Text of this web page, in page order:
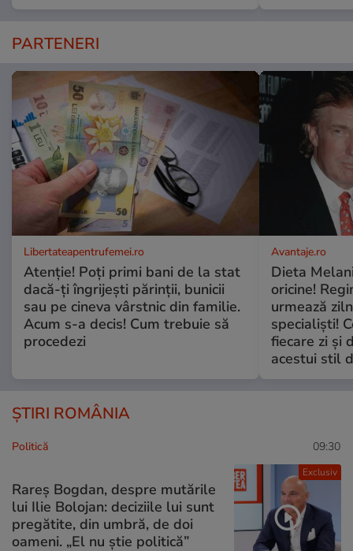
PARTENERI
Libertateapentrufemei.ro
Atenție! Poți primi bani de la stat
dacă-ți îngrijești părinții, bunicii
sau pe cineva vârstnic din familie.
Acum s-a decis! Cum trebuie să
procedezi
Avantaje.ro
Dieta
oricine!
urmează
specialiști!
fiecare zi și
acestui stil
ȘTIRI ROMÂNIA
Exclusiv
Politică 09:30
Rareș Bogdan, despre mutările
lui Ilie Bolojan: deciziile lui sunt
pregătite, din umbră, de doi
oameni. „El nu știe politică”